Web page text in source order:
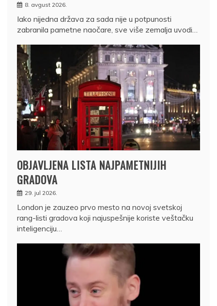
8. avgust 2026.
Iako nijedna država za sada nije u potpunosti
zabranila pametne naočare, sve više zemalja uvodi…
OBJAVLJENA LISTA NAJPAMETNIJIH
GRADOVA
29. jul 2026.
London je zauzeo prvo mesto na novoj svetskoj
rang-listi gradova koji najuspešnije koriste veštačku
inteligenciju…